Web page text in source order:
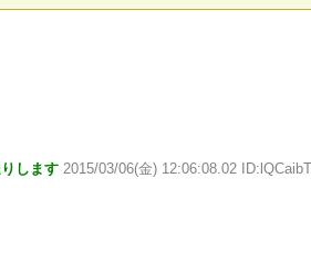
します 2015/03/06(金) 12:06:08.02